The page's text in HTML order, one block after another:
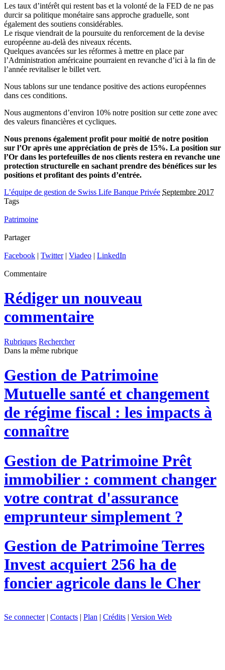
Les taux d’intérêt qui restent bas et la volonté de la FED de ne pas
durcir sa politique monétaire sans approche graduelle, sont
également des soutiens considérables.
Le risque viendrait de la poursuite du renforcement de la devise
européenne au-delà des niveaux récents.
Quelques avancées sur les réformes à mettre en place par
l’Administration américaine pourraient en revanche d’ici à la fin de
l’année revitaliser le billet vert.
Nous tablons sur une tendance positive des actions européennes
dans ces conditions.
Nous augmentons d’environ 10% notre position sur cette zone avec
des valeurs financières et cycliques.
Nous prenons également profit pour moitié de notre position
sur l’Or après une appréciation de près de 15%. La position sur
l’Or dans les portefeuilles de nos clients restera en revanche une
protection structurelle en sachant prendre des bénéfices sur les
positions et profitant des points d’entrée.
L’équipe de gestion de Swiss Life Banque Privée Septembre 2017
Tags
Patrimoine
Partager
Facebook | Twitter| Viadeo | LinkedIn
Commentaire
Rédiger un nouveau
commentaire
Rubriques Rechercher
Dans la même rubrique
Gestion de Patrimoine
Mutuelle santé et changement
de régime fiscal : les impacts à
connaître
Gestion de Patrimoine Prêt
immobilier : comment changer
votre contrat d'assurance
emprunteur simplement ?
Gestion de PatrimoineTerres
Invest acquiert 256 ha de
foncier agricole dans le Cher
Se connecter| Contacts | Plan | Crédits | Version Web